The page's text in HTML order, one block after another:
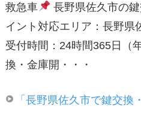
救急車
長野県佐久市の
イント対応エリア：長野県
受付時間：24時間365日（
換・金庫開・・・
「長野県佐久市で鍵交